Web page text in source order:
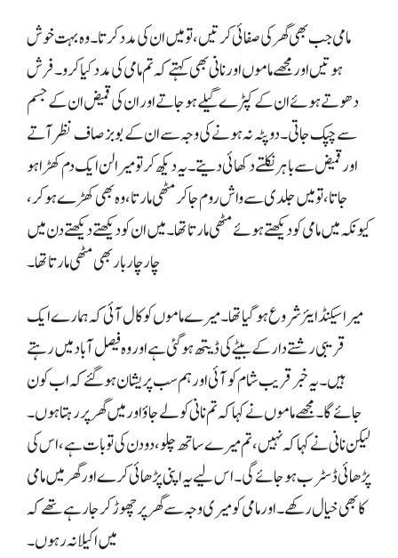
مامی جب بھی گھر کی صفائی کرتیں، تو میں ان کی مدد کرتا۔ وہ بہت خوش
ہوتیں اور مجھے ماموں اور نانی بھی کہتے کہ تم مامی کی مدد کیا کرو۔ فرش
دھوتے ہوئے ان کے کپڑے گیلے ہو جاتے اور ان کی قمیض ان کے جسم
سے چپک جاتی۔ دوپٹہ نہ ہونے کی وجہ سے ان کے بوبز صاف نظر آتے
اور قمیض سے باہر نکلتے دکھائی دیتے۔ یہ دیکھ کر تو میرا لن ایک دم کھڑا ہو
جاتا، تو میں جلدی سے واش روم جا کر مٹھی مارتا، وہ بھی کھڑے ہو کر،
کیونکہ میں مامی کو دیکھتے ہوئے مٹھی مارتا تھا۔ میں ان کو دیکھتے دیکھتے دن میں
چار چار بار بھی مٹھی مارتا تھا۔
میرا سیکنڈ ایئر شروع ہو گیا تھا۔ میرے ماموں کو کال آئی کہ ہمارے ایک
قریبی رشتے دار کے بیٹے کی ڈیتھ ہو گئی ہے اور وہ فیصل آباد میں رہتے
ہیں۔ یہ خبر قریب شام کو آئی اور ہم سب پریشان ہو گئے کہ اب کون
جائے گا۔ مجھے ماموں نے کہا کہ تم نانی کو لے جاؤ اور میں گھر پر رہتا ہوں۔
لیکن نانی نے کہا کہ نہیں، تم میرے ساتھ چلو، دو دن کی تو بات ہے، اس کی
پڑھائی ڈسٹرب ہو جائے گی۔ اس لیے یہ اپنی پڑھائی کرے اور گھر میں مامی
کا بھی خیال رکھے۔ اور مامی کو میری وجہ سے گھر پر چھوڑ کر جا رہے تھے کہ
میں اکیلا نہ رہوں۔